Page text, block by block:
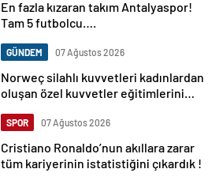
En fazla kızaran takım Antalyaspor!
Tam 5 futbolcu….
GÜNDEM 07 Ağustos 2026
Norweç silahlı kuvvetleri kadınlardan
oluşan özel kuvvetler eğitimlerini
SPOR 07 Ağustos 2026
Cristiano Ronaldo’nun akıllara zarar
tüm kariyerinin istatistiğini çıkardık !